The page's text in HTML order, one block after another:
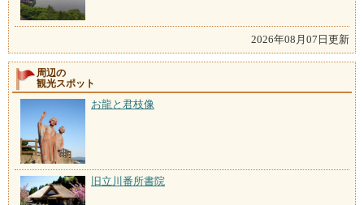
2026年08月07日更新
周辺の
観光スポット
お龍と君枝像
旧立川番所書院